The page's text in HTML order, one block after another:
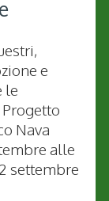
e
le
Nava
alle
settembre